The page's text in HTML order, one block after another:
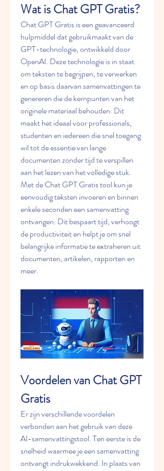
Wat is Chat GPT Gratis?
Chat GPT Gratis is een geavanceerd
hulpmiddel dat gebruikmaakt van de
GPT-technologie, ontwikkeld door
OpenAI. Deze technologie is in staat
om teksten te begrijpen, te verwerken
en op basis daarvan samenvattingen te
genereren die de kernpunten van het
originele materiaal behouden. Dit
maakt het ideaal voor professionals,
studenten en iedereen die snel toegang
wil tot de essentie van lange
documenten zonder tijd te verspillen
aan het lezen van het volledige stuk.
Met de Chat GPT Gratis tool kun je
eenvoudig teksten invoeren en binnen
enkele seconden een samenvatting
ontvangen. Dit bespaart tijd, verhoogt
de productiviteit en helpt je om snel
belangrijke informatie te extraheren uit
documenten, artikelen, rapporten en
meer.
Voordelen van Chat GPT
Gratis
Er zijn verschillende voordelen
verbonden aan het gebruik van deze
AI-samenvattingstool. Ten eerste is de
snelheid waarmee je een samenvatting
ontvangt indrukwekkend. In plaats van